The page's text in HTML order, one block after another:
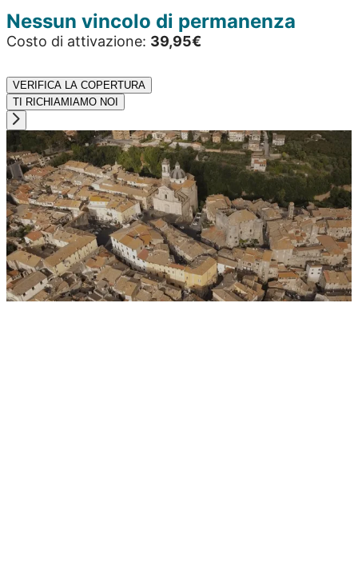
Nessun vincolo di permanenza
Costo di attivazione: 39,95€
VERIFICA LA COPERTURA
TI RICHIAMIAMO NOI